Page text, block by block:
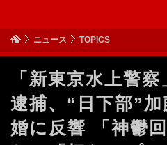
ニュース TOPICS
「新東京水上警
逮捕、“日下部”
婚に反響 「神鬱